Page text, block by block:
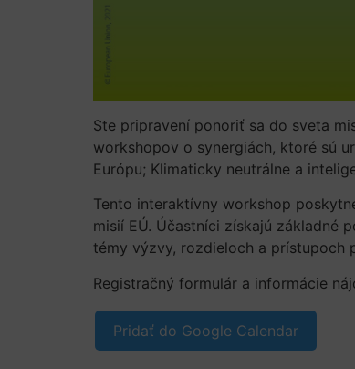
Ste pripravení ponoriť sa do sveta
workshopov o synergiách, ktoré sú
Európu; Klimaticky neutrálne a
Tento interaktívny workshop
misií EÚ. Účastníci získajú základné
témy výzvy, rozdieloch a prístupoch
Registračný formulár a informácie
Pridať do Google Calendar